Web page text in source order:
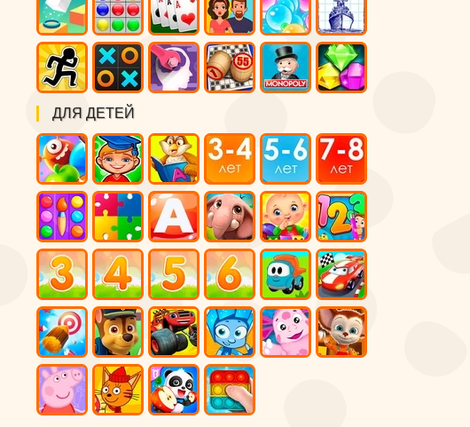
ДЛЯ ДЕТЕЙ